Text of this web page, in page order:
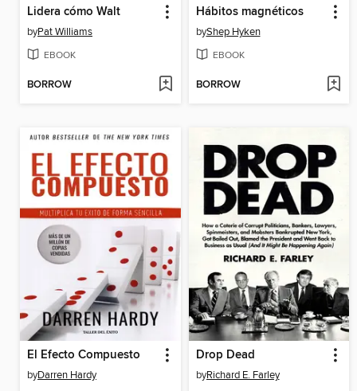
Lidera cómo Walt
byPat Williams
EBOOK
BORROW
Hábitos magnéticos
byShep Hyken
EBOOK
BORROW
El Efecto Compuesto
byDarren Hardy
Drop Dead
byRichard E. Farley